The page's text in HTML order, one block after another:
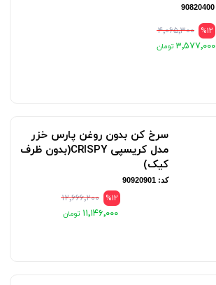
%12 ۴٬۰۶۵٬۳۰۰
۳٬۵۷۷٬۰۰۰
سرخ کن بدون روغن پارس خزر
مدل کریسپی CRISPY(بدون ظرف
کیک)
کد: 90920901
%12 ۱۲٬۶۶۶٬۲۰۰
۱۱٬۱۴۶٬۰۰۰